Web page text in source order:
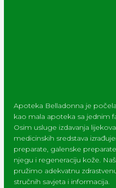
Apoteka Belladonna je
kao mala apoteka sa jednim
Osim usluge izdavanja
medicinskih sredstava
preparate, galenske
njegu i regeneraciju kože.
pružimo adekvatnu
stručnih savjeta i informacija.